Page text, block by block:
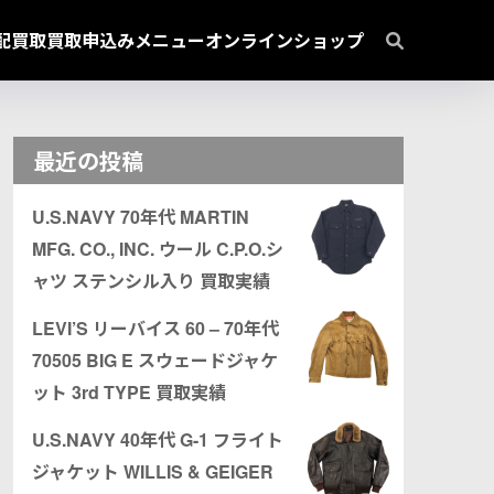
買取買取申込みメニューオンラインショップ
最近の投稿
U.S.NAVY 70年代 MARTIN
MFG. CO., INC. ウール C.P.O.シ
ャツ ステンシル入り 買取実績
LEVI’S リーバイス 60 – 70年代
70505 BIG E スウェードジャケ
ット 3rd TYPE 買取実績
U.S.NAVY 40年代 G-1 フライト
ジャケット WILLIS & GEIGER